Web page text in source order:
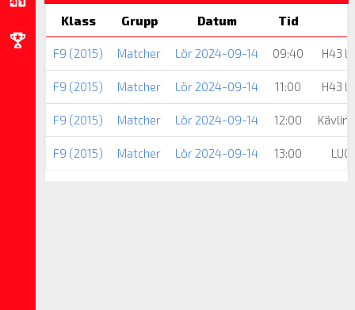
Klass Grupp Datum Tid
F9 (2015) Matcher Lör 2024-09-14 09:40 H43
F9 (2015) Matcher Lör 2024-09-14 11:00 H43
F9 (2015) Matcher Lör 2024-09-14 12:00
F9 (2015) Matcher Lör 2024-09-14 13:00